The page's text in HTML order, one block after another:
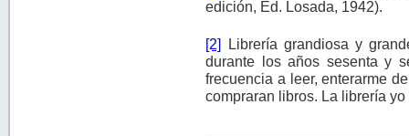
edición, Ed. Losada, 1942).
[2] Librería grandiosa y
durante los años sesenta y
frecuencia a leer, enterarme
compraran libros. La librería